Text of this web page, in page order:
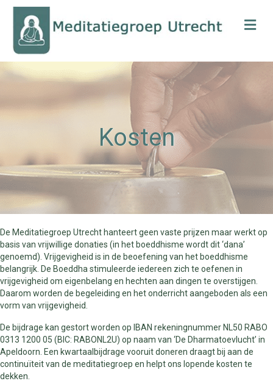
Kosten
De Meditatiegroep Utrecht hanteert geen vaste prijzen maar werkt op
basis van vrijwillige donaties (in het boeddhisme wordt dit ‘dana’
genoemd). Vrijgevigheid is in de beoefening van het boeddhisme
belangrijk. De Boeddha stimuleerde iedereen zich te oefenen in
vrijgevigheid om eigenbelang en hechten aan dingen te overstijgen.
Daarom worden de begeleiding en het onderricht aangeboden als een
vorm van vrijgevigheid.
De bijdrage kan gestort worden op IBAN rekeningnummer NL50 RABO
0313 1200 05 (BIC: RABONL2U) op naam van ‘De Dharmatoevlucht’ in
Apeldoorn. Een kwartaalbijdrage vooruit doneren draagt bij aan de
continuïteit van de meditatiegroep en helpt ons lopende kosten te
dekken.